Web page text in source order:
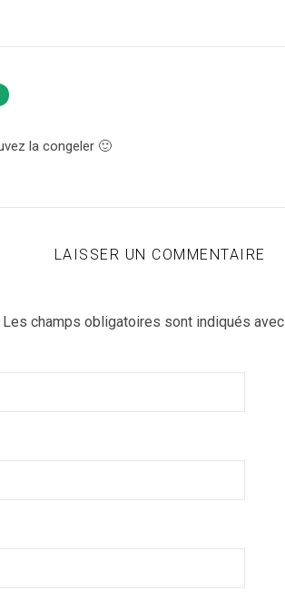
la congeler 🙂
LAISSER UN COMMENTAIRE
Les champs obligatoires sont indiqués avec